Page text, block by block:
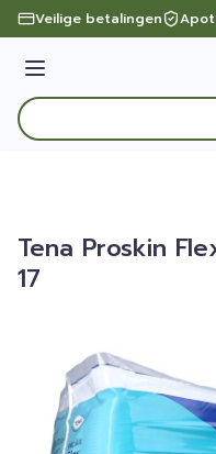
Ga naar de inhoud
Veilige betalingen
Menu
Product, merk,
Tena Proskin
17